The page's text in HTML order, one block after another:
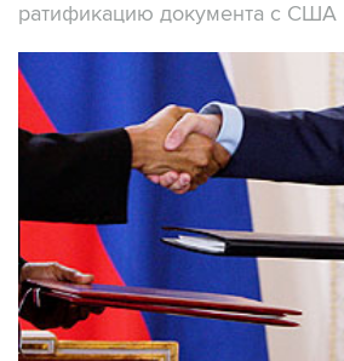
ратификацию документа с США